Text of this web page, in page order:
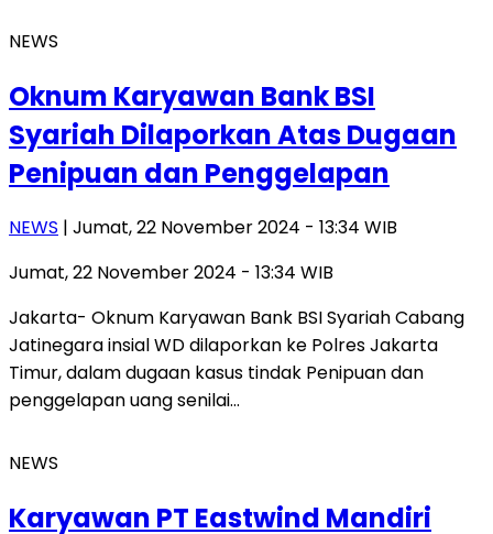
NEWS
Oknum Karyawan Bank BSI
Syariah Dilaporkan Atas Dugaan
Penipuan dan Penggelapan
NEWS | Jumat, 22 November 2024 - 13:34 WIB
Jumat, 22 November 2024 - 13:34 WIB
Jakarta- Oknum Karyawan Bank BSI Syariah Cabang
Jatinegara insial WD dilaporkan ke Polres Jakarta
Timur, dalam dugaan kasus tindak Penipuan dan
penggelapan uang senilai…
NEWS
Karyawan PT Eastwind Mandiri